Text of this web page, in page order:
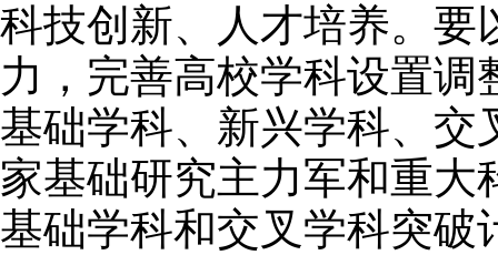
科技创新、人才培养。要
力，完善高校学科设置
基础学科、新兴学科、
家基础研究主力军和重
基础学科和交叉学科突